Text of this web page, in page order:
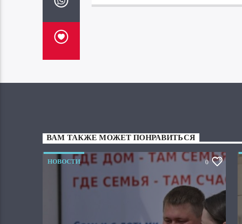
ВАМ ТАКЖЕ МОЖЕТ ПОНРАВИТЬСЯ
НОВОСТИ 0